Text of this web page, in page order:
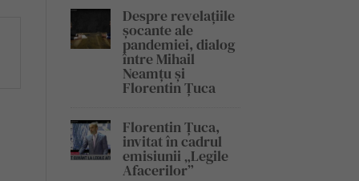
Despre revelațiile
șocante ale
pandemiei, dialog
între Mihail
Neamțu și
Florentin Țuca
Florentin Țuca,
invitat în cadrul
emisiunii „Legile
Afacerilor”